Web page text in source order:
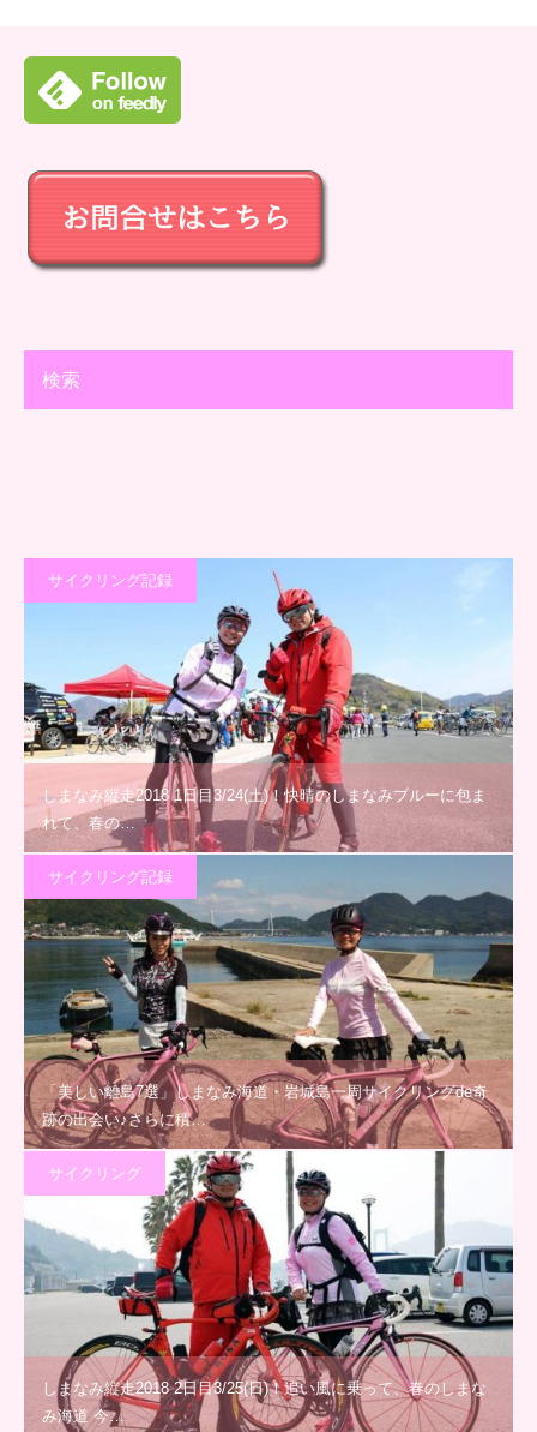
検索
サイクリング記録
しまなみ縦走2018 1日目3/24(土)！快晴のしまなみブルーに包ま
れて、春の…
サイクリング記録
「美しい離島7選」しまなみ海道・岩城島一周サイクリングde奇
跡の出会い♪さらに積…
サイクリング
しまなみ縦走2018 2日目3/25(日)！追い風に乗って、春のしまな
み海道 今…